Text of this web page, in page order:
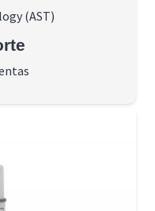
(AST)